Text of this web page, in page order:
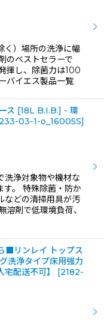
く）場所の洗浄に幅
のベストセラーで
揮し、除菌力は100
バイエス製品一覧
ス [18L B.I.B.] - 環
03-1-o_16005S]
洗浄対象物や機材な
す。 特殊除菌・防か
などの清掃用具が汚
溶剤で低環境負荷、
■リンレイ トップス
洗浄タイプ床用強力
配送不可】
[2182-